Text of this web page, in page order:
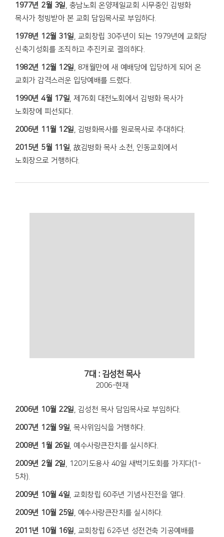
1977년 2월 3일 , 충남노회 온양제일교회 시무중인 김병화
목사가 청빙받아 본 교회 담임목사로 부임하다.
1978년 12월 31일 , 교회창립 30주년이 되는 1979년에 교회당
신축기성회를 조직하고 추진키로 결의하다.
1982년 12월 12일 , 8개월만에 새 예배당에 입당하게 되어 온
교회가 감격스러운 입당예배를 드렸다.
1990년 4월 17일 , 제76회 대전노회에서 김병화 목사가
노회장에 피선되다.
2006년 11월 12일 , 김병화목사를 원로목사로 추대하다.
2015년 5월 11일 , 故김병화 목사 소천, 인동교회에서
노회장으로 거행하다.
7대 : 김성천 목사
2006-현재
2006년 10월 22일 , 김성천 목사 담임목사로 부임하다.
2007년 12월 9일 , 목사위임식을 거행하다.
2008년 1월 26일 , 예수사랑큰잔치를 실시하다.
2009년 2월 2일 , 120기도용사 40일 새벽기도회를 가지다(1-
5차).
2009년 10월 4일 , 교회창립 60주년 기념사진전을 열다.
2009년 10월 25일 , 예수사랑큰잔치를 실시하다.
2011년 10월 16일 , 교회창립 62주년 성전건축 기공예배를